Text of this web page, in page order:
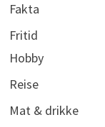
Fakta
Fritid
Hobby
Reise
Mat & drikke